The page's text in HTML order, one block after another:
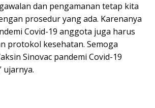
dan pengamanan tetap kita
prosedur yang ada. Karenanya
Covid-19 anggota juga harus
protokol kesehatan. Semoga
Sinovac pandemi Covid-19
ujarnya.